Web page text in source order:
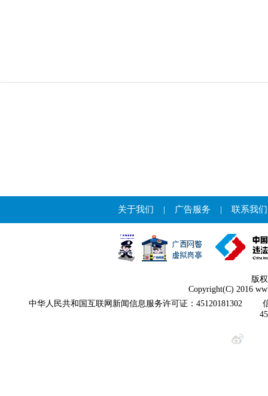
关于我们 | 广告服务 | 联系我们
版
Copyright(C) 2016
中华人民共和国互联网新闻信息服务许可证：45120181302